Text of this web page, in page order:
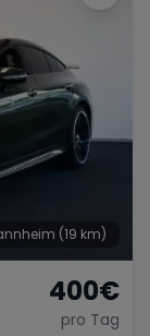
(19 km)
400€
pro Tag